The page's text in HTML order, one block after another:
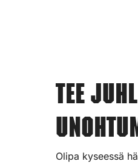
Tee
Olipa kyseessä